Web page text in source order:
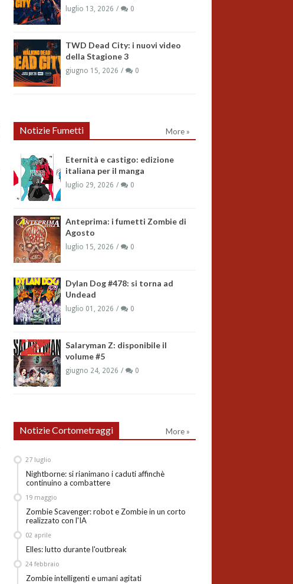
luglio 13, 2026 0
TWD Dead City: i nuovi video
della Stagione 3
giugno 15, 2026 0
Notizie Fumetti More »
Eternità e castigo: edizione
italiana per il manga
luglio 29, 2026 0
Anteprima: i fumetti Zombie di
Agosto
luglio 15, 2026 0
Dylan Dog #478: si torna ad
Undead
luglio 01, 2026 0
Salaryman Z: disponibile il
volume #5
giugno 24, 2026 0
Notizie Cortometraggi More »
Nightborne: si rianimano i caduti affinchè
continuino a combattere
27 luglio
Zombie Scavenger: robot e Zombie in un corto
realizzato con l'IA
19 maggio
Elles: lutto durante l'outbreak
02 aprile
Zombie intelligenti e umani agitati
24 febbraio